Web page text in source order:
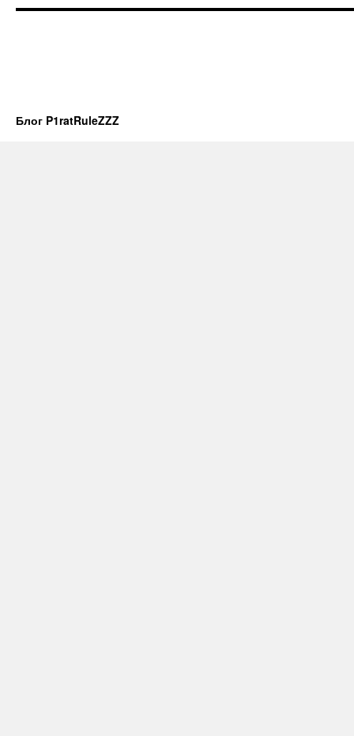
Блог P1ratRuleZZZ